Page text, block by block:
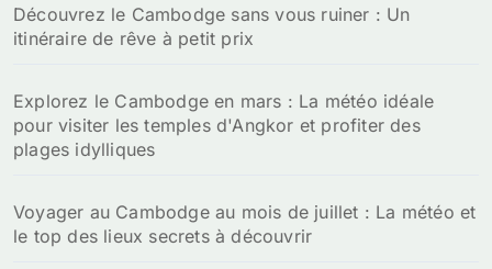
Découvrez le Cambodge sans vous ruiner : Un
itinéraire de rêve à petit prix
Explorez le Cambodge en mars : La météo idéale
pour visiter les temples d'Angkor et profiter des
plages idylliques
Voyager au Cambodge au mois de juillet : La météo et
le top des lieux secrets à découvrir